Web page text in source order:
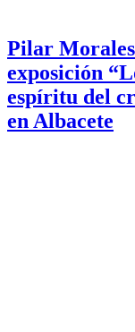
Pilar
exposición
espíritu del
en Albacete